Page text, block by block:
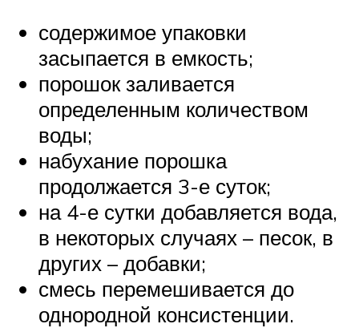
содержимое упаковки
засыпается в емкость;
порошок заливается
определенным количеством
воды;
набухание порошка
продолжается 3-е суток;
на 4-е сутки добавляется вода,
в некоторых случаях – песок, в
других – добавки;
смесь перемешивается до
однородной консистенции.